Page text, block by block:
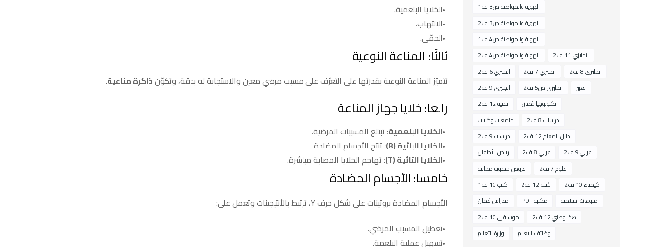
الخلايا البلعمية.
الالتهاب.
الحمّى.
ثالثًا: المناعة النوعية
تتميّز المناعة النوعية بقدرتها على التعرّف على مسبب مرضي معين والاستجابة له بدقة، وتكوّنذاكرة مناعية.
رابعًا: خلايا جهاز المناعة
الخلايا البلعمية: تبتلع المسببات المرضية.
الخلايا البائية (B):
تنتج الأجسام المضادة.
الخلايا التائية (T):
تهاجم الخلايا المصابة مباشرة.
خامسًا: الأجسام المضادة
الأجسام المضادة بروتينات على شكل حرف Y، ترتبط بالأنتيجينات وتعمل على:
تعطيل المسبب المرضي.
تسهيل عملية البلعمة.
الهوية والمواطنة ص3 ف1
الهوية والمواطنة ص3 ف2
الهوية والمواطنة ص4 ف1
الهوية والمواطنة ص4 ف2
انجليزي 11 ف2
انجليزي 6 ف2
انجليزي 7 ف2
انجليزي 8 ف2
انجليزي 9 ف2
انجليزي ص5 ف2
تعبير
تقنية 12 ف2
تكنولوجيا عُمان
جامعات وكليات
دراسات 8 ف2
دراسات 9 ف2
دليل المعلم 12 ف2
رياض الأطفال
عربي 8 ف2
عربي 9 ف2
عروض شفوية مجانية
علوم 7 ف2
كتب 10 ف1
كتب 12 ف2
كيمياء 10 ف2
مدراس عُمان
مكتبة PDF
منوعات اسلامية
موسيقى 10 ف2
هذا وطني 12 ف2
وزارة التعليم
وظائف التعليم